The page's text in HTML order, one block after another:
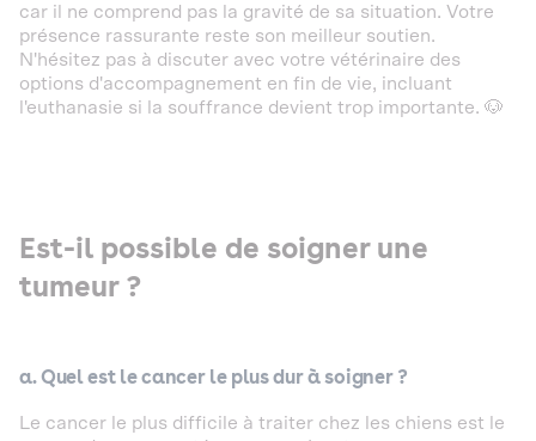
car il ne comprend pas la gravité de sa situation. Votre
présence rassurante reste son meilleur soutien.
N'hésitez pas à discuter avec votre vétérinaire des
options d'accompagnement en fin de vie, incluant
l'euthanasie si la souffrance devient trop importante. 🐶
Est-il possible de soigner une
tumeur ?
a. Quel est le cancer le plus dur à soigner ?
Le cancer le plus difficile à traiter chez les chiens est le